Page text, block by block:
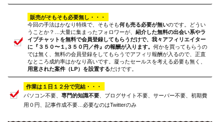
販売がそもそも必要無し・・・
今回の手法はかなり特殊で、そもそも何も売る必要が無いのです。どうい
うことか？…大量に集まったフォロワーが、 紹介した無料の出会い系やラ
イブチャットを無料で会員登録してもらうだけで、我々アフィリエイター
に『３５０〜１,３５０円／件』の報酬が入ります。 何かを買ってもらうの
では無く、無料の会員登録をしてもらうでアフィリ報酬が入るので、正直
なところ成約率はかなり高いです。凝ったセールスを考える必要も無く、
用意された案件（LP）を設置するだけです。
作業は１日１２分で完結・・・
パソコン不要、 専門的知識不要 、ブログサイト不要、サーバー不要、初期費
用０円、記事作成不要…必要なのはTwitterのみ